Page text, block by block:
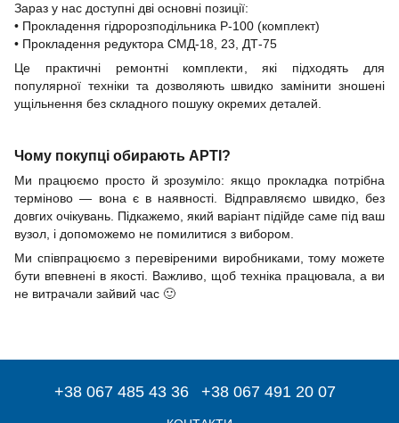
Зараз у нас доступні дві основні позиції:
• Прокладення гідророзподільника Р-100 (комплект)
• Прокладення редуктора СМД-18, 23, ДТ-75
Це практичні ремонтні комплекти, які підходять для
популярної техніки та дозволяють швидко замінити зношені
ущільнення без складного пошуку окремих деталей.
Чому покупці обирають АРТІ?
Ми працюємо просто й зрозуміло: якщо прокладка потрібна
терміново — вона є в наявності. Відправляємо швидко, без
довгих очікувань. Підкажемо, який варіант підійде саме під ваш
вузол, і допоможемо не помилитися з вибором.
Ми співпрацюємо з перевіреними виробниками, тому можете
бути впевнені в якості. Важливо, щоб техніка працювала, а ви
не витрачали зайвий час 🙂
+38 067 485 43 36 +38 067 491 20 07